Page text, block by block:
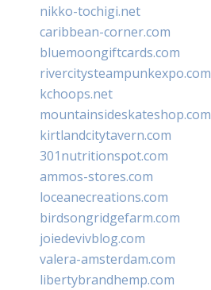
nikko-tochigi.net
caribbean-corner.com
bluemoongiftcards.com
rivercitysteampunkexpo.com
kchoops.net
mountainsideskateshop.com
kirtlandcitytavern.com
301nutritionspot.com
ammos-stores.com
loceanecreations.com
birdsongridgefarm.com
joiedevivblog.com
valera-amsterdam.com
libertybrandhemp.com